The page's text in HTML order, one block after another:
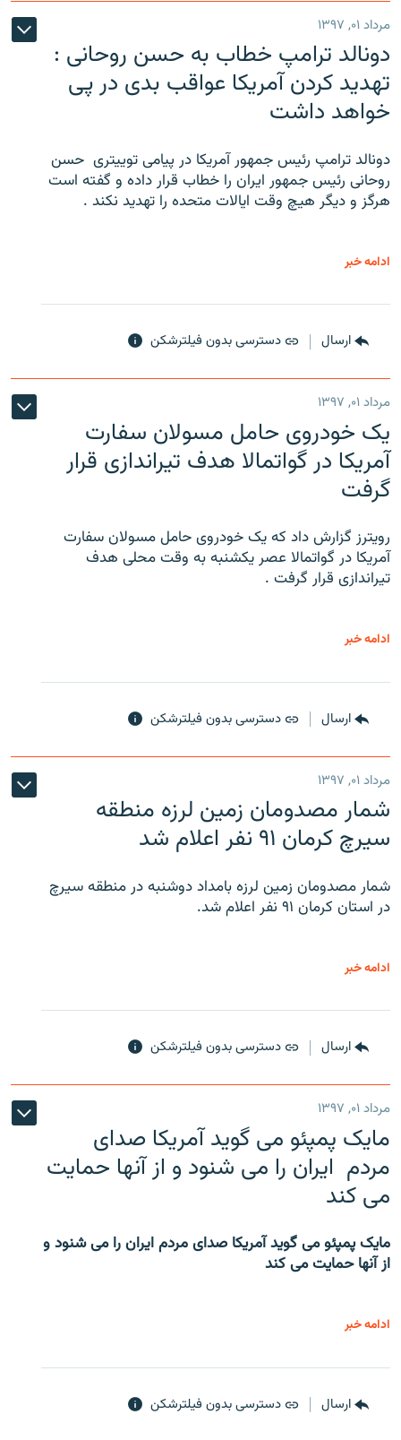
مرداد ۰۱, ۱۳۹۷
دونالد ترامپ خطاب به حسن روحانی :
تهدید کردن آمریکا عواقب بدی در پی
خواهد داشت
دونالد ترامپ رئیس جمهور آمریکا در پیامی توییتری ‌ حسن
روحانی رئیس جمهور ایران را خطاب قرار داده و گفته است
هرگز و دیگر هیچ وقت ایالات متحده را تهدید نکند .
ادامه خبر
ارسال دسترسی بدون فیلترشکن
مرداد ۰۱, ۱۳۹۷
یک خودروی حامل مسولان سفارت
آمریکا در گواتمالا هدف تیراندازی قرار
گرفت
رویترز گزارش داد که یک خودروی حامل مسولان سفارت
آمریکا در گواتمالا عصر یکشنبه به وقت محلی هدف
تیراندازی قرار گرفت .
ادامه خبر
ارسال دسترسی بدون فیلترشکن
مرداد ۰۱, ۱۳۹۷
شمار مصدومان زمین لرزه منطقه
سیرچ کرمان ۹۱ نفر اعلام شد
شمار مصدومان زمین لرزه بامداد دوشنبه در منطقه سیرچ
در استان کرمان ۹۱ نفر اعلام شد.
ادامه خبر
ارسال دسترسی بدون فیلترشکن
مرداد ۰۱, ۱۳۹۷
مایک پمپئو می گوید آمریکا صدای
مردم ایران را می شنود و از آنها حمایت
می کند
مایک پمپئو می گوید آمریکا صدای مردم ایران را می شنود و
از آنها حمایت می کند
ادامه خبر
ارسال دسترسی بدون فیلترشکن